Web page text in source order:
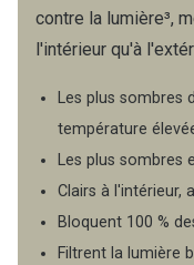
contre la lumière³,
l'intérieur qu'à
Les plus sombres
température
Les plus sombres
Clairs à l'intérieur,
Bloquent 100 %
Filtrent la lumière